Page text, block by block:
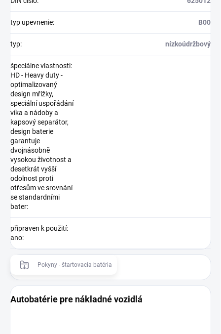
typ upevnenie: B00
typ: nízkoúdržbový
špeciálne vlastnosti:
HD - Heavy duty -
optimalizovaný
design mřížky,
speciální uspořádání
víka a nádoby a
kapsový separátor,
design baterie
garantuje
dvojnásobně
vysokou životnost a
desetkrát vyšší
odolnost proti
otřesům ve srovnání
se standardními
bater:
připraven k použití:
ano:
Pokyny - štartovacia batéria
Autobatérie pre nákladné vozidlá